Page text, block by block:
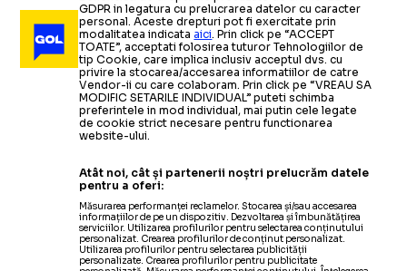
GDPR in legatura cu prelucrarea datelor cu caracter
personal. Aceste drepturi pot fi exercitate prin
modalitatea indicataaici. Prin click pe “ACCEPT
TOATE”, acceptati folosirea tuturor Tehnologiilor de
tip Cookie, care implica inclusiv acceptul dvs. cu
privire la stocarea/accesarea informatiilor de catre
Vendor-ii cu care colaboram. Prin click pe “VREAU SA
MODIFIC SETARILE INDIVIDUAL” puteti schimba
preferintele in mod individual, mai putin cele legate
de cookie strict necesare pentru functionarea
website-ului.
Atât noi, cât și partenerii noștri prelucrăm datele
pentru a oferi:
Măsurarea performanței reclamelor. Stocarea și/sau accesarea
informațiilor de pe un dispozitiv. Dezvoltarea și îmbunătățirea
serviciilor. Utilizarea profilurilor pentru selectarea conținutului
personalizat. Crearea profilurilor de conținut personalizat.
Utilizarea profilurilor pentru selectarea publicității
personalizate. Crearea profilurilor pentru publicitate